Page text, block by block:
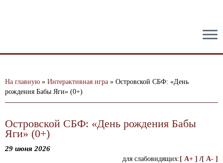
На главную » Интерактивная игра » Островской СБФ: «День
рождения Бабы Яги» (0+)
Островской СБФ: «День рождения Бабы
Яги» (0+)
29 июня 2026
для слабовидящих: [ A+ ] /[ A- ]